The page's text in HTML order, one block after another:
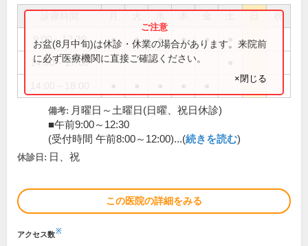
祝
9:00～12:30 ● ● ● ● ●
14:00～17:00
お盆(8月中旬)は休診・休業の場合があります。来院前
に必ず医療機関に直接ご確認ください。
×閉じる
備考: 月曜日～土曜日(日曜、祝日休診)
■午前9:00～12:30
(受付時間 午前8:00～12:00)...(続きを読む)
休診日: 日、祝
この医院の詳細をみる
アクセス数※